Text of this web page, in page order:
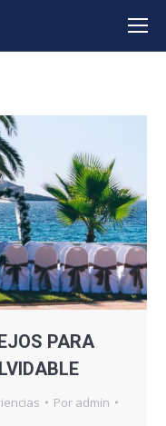
PARA
Por admin